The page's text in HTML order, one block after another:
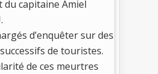
du capitaine Amiel
d’enquêter sur des
de touristes.
de ces meurtres